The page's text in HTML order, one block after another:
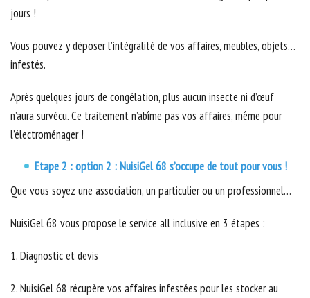
jours !
Vous pouvez y déposer l’intégralité de vos affaires, meubles, objets…
infestés.
Après quelques jours de congélation, plus aucun insecte ni d’œuf
n’aura survécu. Ce traitement n’abîme pas vos affaires, même pour
l’électroménager !
Etape 2 : option 2 : NuisiGel 68 s’occupe de tout pour vous !
Que vous soyez une association, un particulier ou un professionnel…
NuisiGel 68 vous propose le service all inclusive en 3 étapes :
1. Diagnostic et devis
2. NuisiGel 68 récupère vos affaires infestées pour les stocker au